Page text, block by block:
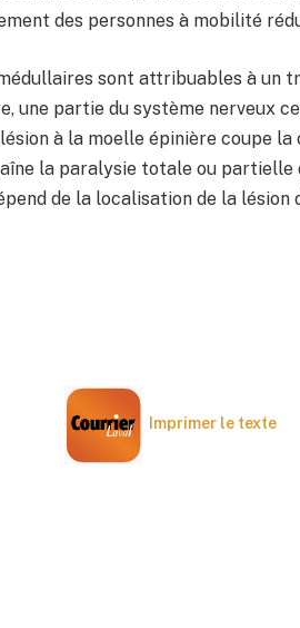
des personnes à mobilité
sont attribuables à un
une partie du système nerveux
à la moelle épinière coupe
la paralysie totale ou partielle
de la localisation de la
Imprimer le texte